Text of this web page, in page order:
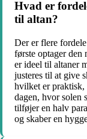
Hvad er
til altan?
Der er flere
første optager den
er ideel til altaner
justeres til at give
hvilket er praktisk,
dagen, hvor solen
tilføjer en halv
og skaber en